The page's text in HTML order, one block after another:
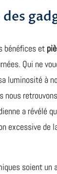
bénéfices et
Qui ne
luminosité à
nous
a révélé
excessive de
soient